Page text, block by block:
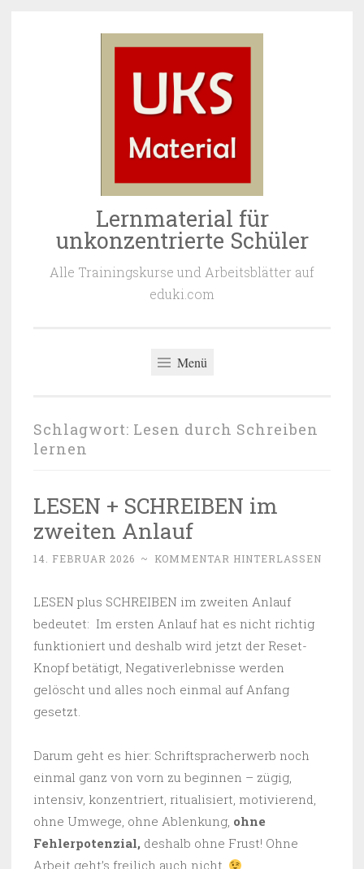
Lernmaterial für
unkonzentrierte Schüler
Alle Trainingskurse und Arbeitsblätter auf
eduki.com
Menü
Schlagwort: Lesen durch Schreiben
lernen
LESEN + SCHREIBEN im
zweiten Anlauf
14. FEBRUAR 2026 ~ KOMMENTAR HINTERLASSEN
LESEN plus SCHREIBEN im zweiten Anlauf
bedeutet: Im ersten Anlauf hat es nicht richtig
funktioniert und deshalb wird jetzt der Reset-
Knopf betätigt, Negativerlebnisse werden
gelöscht und alles noch einmal auf Anfang
gesetzt.
Darum geht es hier: Schriftspracherwerb noch
einmal ganz von vorn zu beginnen – zügig,
intensiv, konzentriert, ritualisiert, motivierend,
ohne Umwege, ohne Ablenkung, ohne
Fehlerpotenzial, deshalb ohne Frust! Ohne
Arbeit geht’s freilich auch nicht.